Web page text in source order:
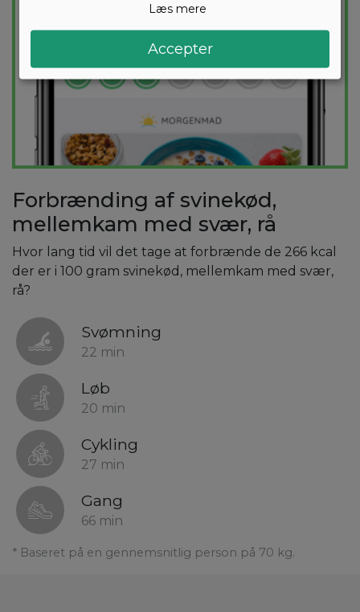
Forbrænding af svinekød,
mellemkam med svær, rå
Hvor lang tid vil det tage at forbrænde de 266 kcal
der er i 100 gram svinekød, mellemkam med svær,
rå?
Svømning
22 min
Løb
20 min
Cykling
27 min
Gang
66 min
* Baseret på en gennemsnitlig person på 70 kg.
Læs mere
Accepter